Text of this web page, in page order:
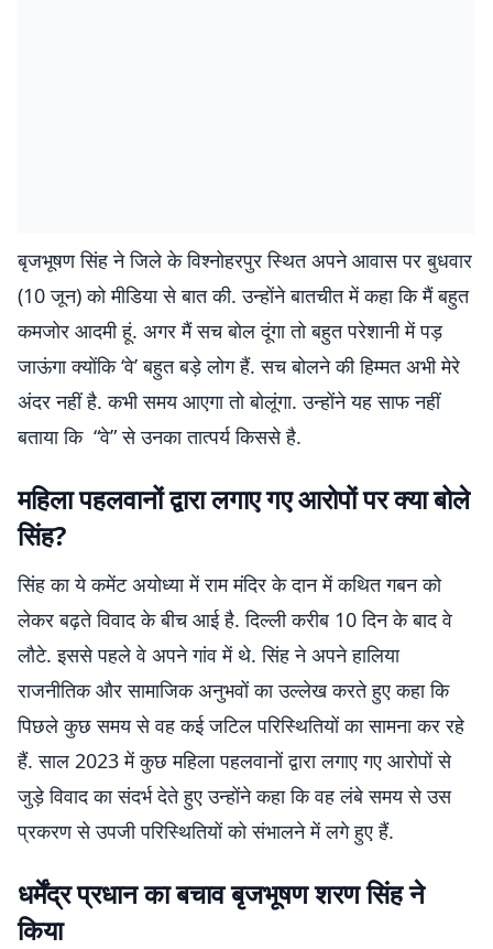
बृजभूषण सिंह ने जिले के विश्नोहरपुर स्थित अपने आवास पर बुधवार
(10 जून) को मीडिया से बात की. उन्होंने बातचीत में कहा कि मैं बहुत
कमजोर आदमी हूं. अगर मैं सच बोल दूंगा तो बहुत परेशानी में पड़
जाऊंगा क्योंकि ‘वे’ बहुत बड़े लोग हैं. सच बोलने की हिम्मत अभी मेरे
अंदर नहीं है. कभी समय आएगा तो बोलूंगा. उन्होंने यह साफ नहीं
बताया कि “वे” से उनका तात्पर्य किससे है.
महिला पहलवानों द्वारा लगाए गए आरोपों पर क्या बोले
सिंह?
सिंह का ये कमेंट अयोध्या में राम मंदिर के दान में कथित गबन को
लेकर बढ़ते विवाद के बीच आई है. दिल्ली करीब 10 दिन के बाद वे
लौटे. इससे पहले वे अपने गांव में थे. सिंह ने अपने हालिया
राजनीतिक और सामाजिक अनुभवों का उल्लेख करते हुए कहा कि
पिछले कुछ समय से वह कई जटिल परिस्थितियों का सामना कर रहे
हैं. साल 2023 में कुछ महिला पहलवानों द्वारा लगाए गए आरोपों से
जुड़े विवाद का संदर्भ देते हुए उन्होंने कहा कि वह लंबे समय से उस
प्रकरण से उपजी परिस्थितियों को संभालने में लगे हुए हैं.
धर्मेंद्र प्रधान का बचाव बृजभूषण शरण सिंह ने
किया